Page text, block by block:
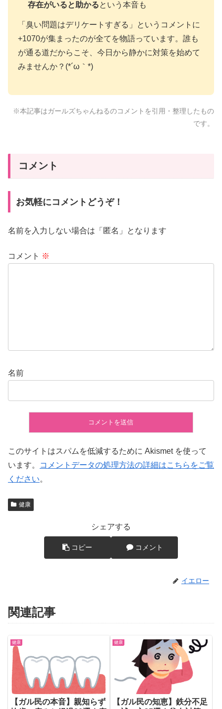
存在がいると助かるという本音も
「臭い問題はデリケートすぎる」というコメントに
+1070が集まったのが全てを物語っています。誰も
が通る道だからこそ、今日から静かに対策を始めて
みませんか？(*´ω｀*)
※本記事はガールズちゃんねるのコメントを引用・整理したもの
です。
コメント
お気軽にコメントどうぞ！
名前を入力しない場合は「匿名」となります
コメント ※
名前
このサイトはスパムを低減するために Akismet を使って
います。
コメントデータの処理方法の詳細はこちらをご覧
ください。
健康
シェアする
コピー コメント
イエロー
関連記事
健康
【ガル民の本音】親知らず
健康
【ガル民の知恵】鉄分不足